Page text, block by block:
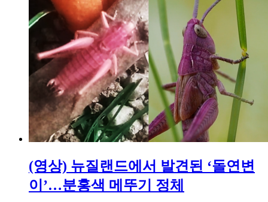
(영상) 뉴질랜드에서 발견된 ‘돌연변
이’…분홍색 메뚜기 정체